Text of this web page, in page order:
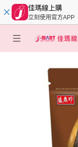
佳瑪線上購
立刻使用官方APP